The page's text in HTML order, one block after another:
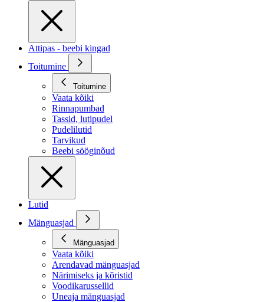
Attipas - beebi kingad
Toitumine
Toitumine
Vaata kõiki
Rinnapumbad
Tassid, lutipudel
Pudelilutid
Tarvikud
Beebi sööginõud
Lutid
Mänguasjad
Mänguasjad
Vaata kõiki
Arendavad mänguasjad
Närimiseks ja kõristid
Voodikarussellid
Uneaja mänguasjad